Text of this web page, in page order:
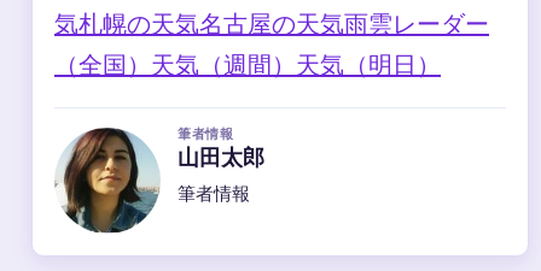
気札幌の天気名古屋の天気雨雲レーダー
（全国） 天気（週間） 天気（明日）
筆者情報
山田太郎
筆者情報